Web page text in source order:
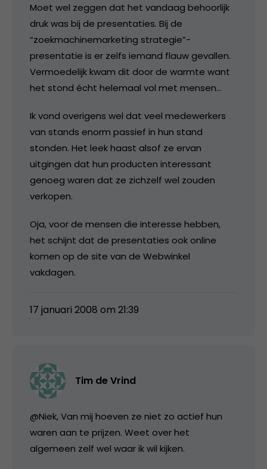
Moet wel zeggen dat het vandaag behoorlijk
druk was bij de presentaties. Bij de
“zoekmachinemarketing strategie”-
presentatie is er zelfs iemand flauw gevallen.
Vermoedelijk kwam dit door de warmte want
het stond écht helemaal vol met mensen…
Ik vond overigens wel dat veel medewerkers
van stands enorm passief in hun stand
stonden. Het leek haast alsof ze ervan
uitgingen dat hun producten interessant
genoeg waren dat ze zichzelf wel zouden
verkopen.
Oja, voor de mensen die interesse hebben,
het schijnt dat de presentaties ook online
komen op de site van de Webwinkel
vakdagen.
17 januari 2008 om 21:39
Tim de Vrind
@Niek, Van mij hoeven ze niet zo actief hun
waren aan te prijzen. Weet over het
algemeen zelf wel waar ik wil kijken.